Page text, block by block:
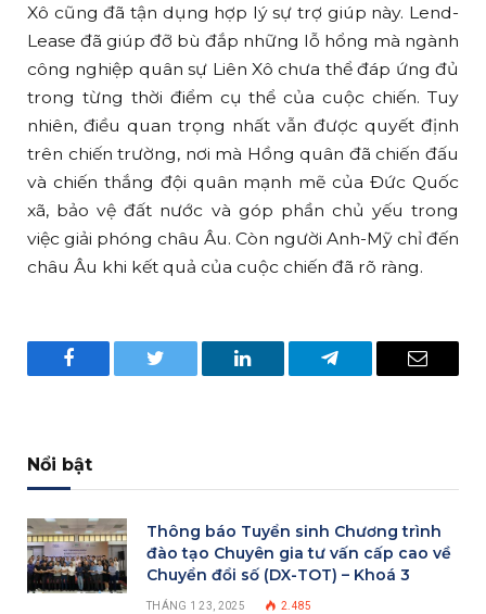
Xô cũng đã tận dụng hợp lý sự trợ giúp này. Lend-
Lease đã giúp đỡ bù đắp những lỗ hổng mà ngành
công nghiệp quân sự Liên Xô chưa thể đáp ứng đủ
trong từng thời điểm cụ thể của cuộc chiến. Tuy
nhiên, điều quan trọng nhất vẫn được quyết định
trên chiến trường, nơi mà Hồng quân đã chiến đấu
và chiến thắng đội quân mạnh mẽ của Đức Quốc
xã, bảo vệ đất nước và góp phần chủ yếu trong
việc giải phóng châu Âu. Còn người Anh-Mỹ chỉ đến
châu Âu khi kết quả của cuộc chiến đã rõ ràng.
Facebook Twitter LinkedIn Telegram Email
Nổi bật
Thông báo Tuyển sinh Chương trình
đào tạo Chuyên gia tư vấn cấp cao về
Chuyển đổi số (DX-TOT) – Khoá 3
THÁNG 1 23, 2025 2.485